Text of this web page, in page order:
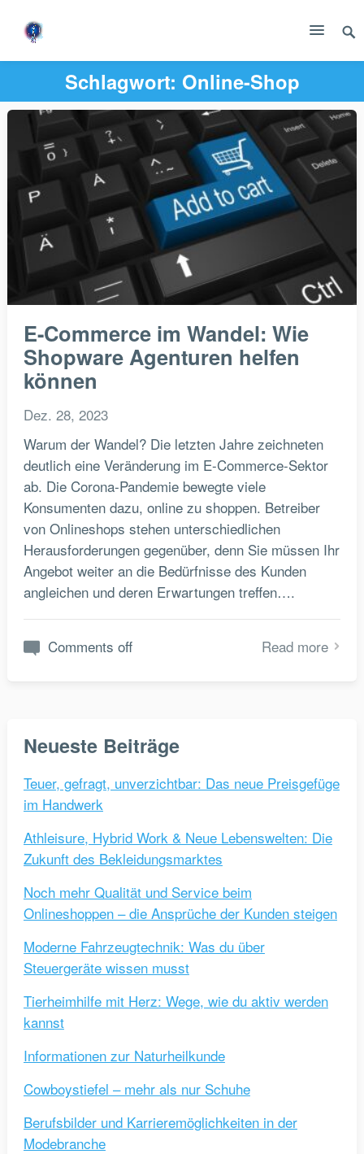
Schlagwort: Online-Shop
E-Commerce im Wandel: Wie
Shopware Agenturen helfen
können
Dez. 28, 2023
Warum der Wandel? Die letzten Jahre zeichneten
deutlich eine Veränderung im E-Commerce-Sektor
ab. Die Corona-Pandemie bewegte viele
Konsumenten dazu, online zu shoppen. Betreiber
von Onlineshops stehen unterschiedlichen
Herausforderungen gegenüber, denn Sie müssen Ihr
Angebot weiter an die Bedürfnisse des Kunden
angleichen und deren Erwartungen treffen….
Comments off Read more
Neueste Beiträge
Teuer, gefragt, unverzichtbar: Das neue Preisgefüge
im Handwerk
Athleisure, Hybrid Work & Neue Lebenswelten: Die
Zukunft des Bekleidungsmarktes
Noch mehr Qualität und Service beim
Onlineshoppen – die Ansprüche der Kunden steigen
Moderne Fahrzeugtechnik: Was du über
Steuergeräte wissen musst
Tierheimhilfe mit Herz: Wege, wie du aktiv werden
kannst
Informationen zur Naturheilkunde
Cowboystiefel – mehr als nur Schuhe
Berufsbilder und Karrieremöglichkeiten in der
Modebranche